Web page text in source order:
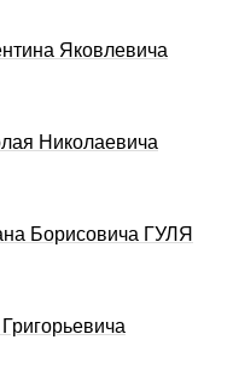
Яковлевича
Николаевича
Борисовича ГУЛЯ